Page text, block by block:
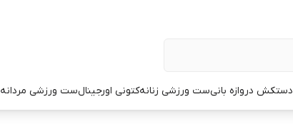
دستکش دروازه بانیست ورزشی زنانهکتونی اورجینالست ورزشی مردانه